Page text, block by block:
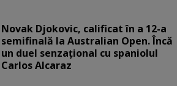
Novak Djokovic, calificat în a 12-a
semifinală la Australian Open. Încă
un duel senzațional cu spaniolul
Carlos Alcaraz